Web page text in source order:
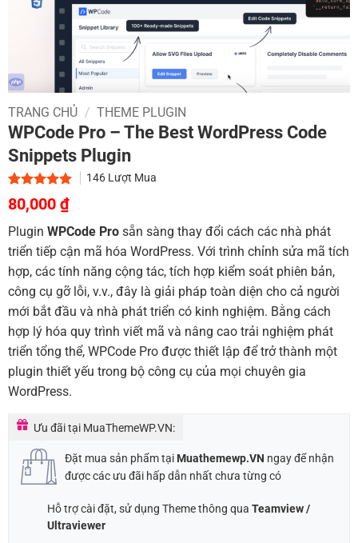
TRANG CHỦ / THEME PLUGIN
WPCode Pro – The Best WordPress Code
Snippets Plugin
5.00 trên 5
dựa trên
1
146Lượt Mua
Giá
gốc
là:
700,000 ₫.
80,000 ₫Giá
hiện
tại
là:
80,000 ₫.
Plugin WPCode Pro sẵn sàng thay đổi cách các nhà phát
triển tiếp cận mã hóa WordPress. Với trình chỉnh sửa mã tích
hợp, các tính năng cộng tác, tích hợp kiểm soát phiên bản,
công cụ gỡ lỗi, v.v., đây là giải pháp toàn diện cho cả người
mới bắt đầu và nhà phát triển có kinh nghiệm. Bằng cách
hợp lý hóa quy trình viết mã và nâng cao trải nghiệm phát
triển tổng thể, WPCode Pro được thiết lập để trở thành một
plugin thiết yếu trong bộ công cụ của mọi chuyên gia
WordPress.
Ưu đãi tại MuaThemeWP.VN:
Đặt mua sản phẩm tại Muathemewp.VN ngay để nhận
được các ưu đãi hấp dẫn nhất chưa từng có
Hỗ trợ cài đặt, sử dụng Theme thông qua Teamview /
Ultraviewer